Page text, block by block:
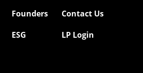
Founders
Contact Us
ESG
LP Login